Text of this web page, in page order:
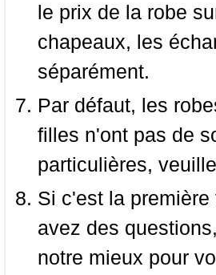
le prix de la robe
chapeaux, les
séparément.
Par défaut, les
filles n'ont pas de
particulières,
Si c'est la
avez des
notre mieux pour